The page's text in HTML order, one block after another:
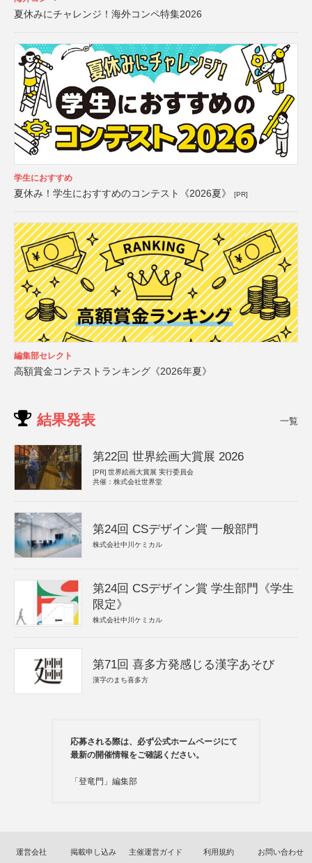
夏休みにチャレンジ！海外コンペ特集2026
学生におすすめ
夏休み！学生におすすめのコンテスト《2026夏》 [PR]
編集部セレクト
高額賞金コンテストランキング《2026年夏》
結果発表 一覧
第22回 世界絵画大賞展 2026
[PR] 世界絵画大賞展 実行委員会
共催：株式会社世界堂
第24回 CSデザイン賞 一般部門
株式会社中川ケミカル
第24回 CSデザイン賞 学生部門《学生
限定》
株式会社中川ケミカル
第71回 喜多方発感じる漢字あそび
漢字のまち喜多方
応募される際は、必ず公式ホームページにて
最新の開催情報をご確認ください。
「登竜門」編集部
運営会社 掲載申し込み 主催運営ガイド 利用規約 お問い合わせ